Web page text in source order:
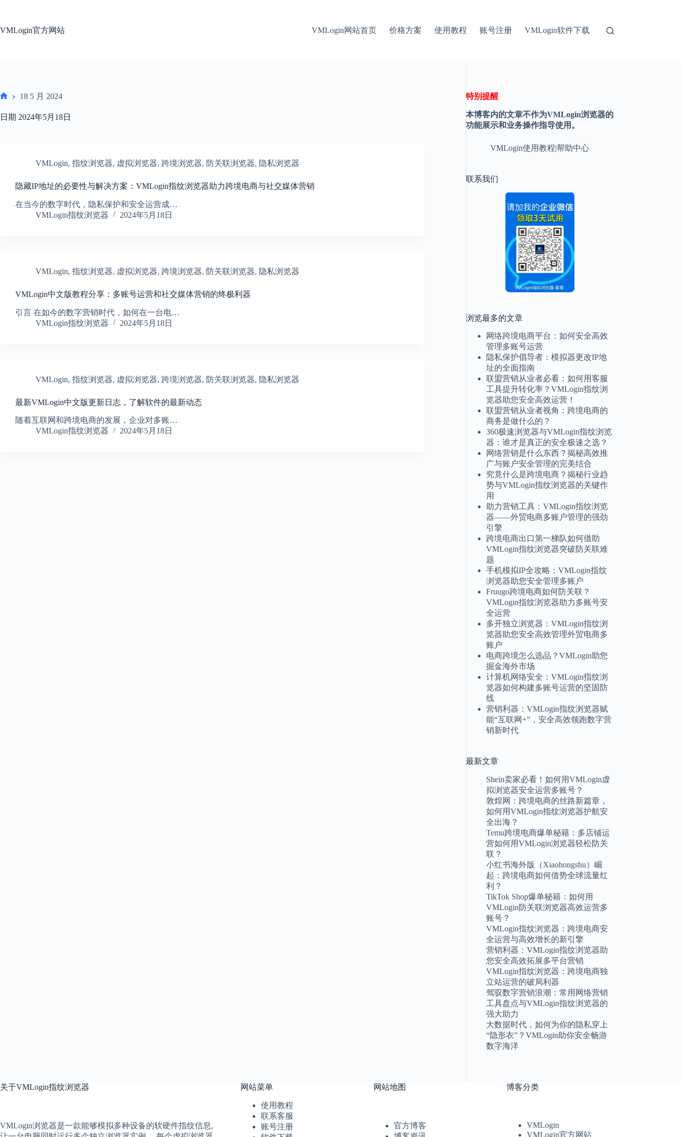
内
VMLogin官方网站 VMLogin网站首页 价格方案 使用教程 账号注册 VMLogin软件下载
页
18 5 月 2024
日期 2024年5月18日
VMLogin, 指纹浏览器, 虚拟浏览器, 跨境浏览器, 防关联浏览器, 隐私浏览器
隐藏IP地址的必要性与解决方案：VMLogin指纹浏览器助力跨境电商与社交媒体营销
在当今的数字时代，隐私保护和安全运营成…
VMLogin指纹浏览器
2024年5月18日
VMLogin, 指纹浏览器, 虚拟浏览器, 跨境浏览器, 防关联浏览器, 隐私浏览器
VMLogin中文版教程分享：多账号运营和社交媒体营销的终极利器
引言 在如今的数字营销时代，如何在一台电…
VMLogin指纹浏览器
2024年5月18日
VMLogin, 指纹浏览器, 虚拟浏览器, 跨境浏览器, 防关联浏览器, 隐私浏览器
最新VMLogin中文版更新日志，了解软件的最新动态
随着互联网和跨境电商的发展，企业对多账…
VMLogin指纹浏览器
2024年5月18日
特别提醒
本博客内的文章不作为VMLogin浏览器的
功能展示和业务操作指导使用。
VMLogin使用教程|帮助中心
联系我们
浏览最多的文章
网络跨境电商平台：如何安全高效
管理多账号运营
隐私保护倡导者：模拟器更改IP地
址的全面指南
联盟营销从业者必看：如何用客服
工具提升转化率？VMLogin指纹浏
览器助您安全高效运营！
联盟营销从业者视角：跨境电商的
商务是做什么的？
360极速浏览器与VMLogin指纹浏览
器：谁才是真正的安全极速之选？
网络营销是什么东西？揭秘高效推
广与账户安全管理的完美结合
究竟什么是跨境电商？揭秘行业趋
势与VMLogin指纹浏览器的关键作
用
助力营销工具：VMLogin指纹浏览
器——外贸电商多账户管理的强劲
引擎
跨境电商出口第一梯队如何借助
VMLogin指纹浏览器突破防关联难
题
手机模拟IP全攻略：VMLogin指纹
浏览器助您安全管理多账户
Fruugo跨境电商如何防关联？
VMLogin指纹浏览器助力多账号安
全运营
多开独立浏览器：VMLogin指纹浏
览器助您安全高效管理外贸电商多
账户
电商跨境怎么选品？VMLogin助您
掘金海外市场
计算机网络安全：VMLogin指纹浏
览器如何构建多账号运营的坚固防
线
营销利器：VMLogin指纹浏览器赋
能“互联网+”，安全高效领跑数字营
销新时代
最新文章
Shein卖家必看！如何用VMLogin虚
拟浏览器安全运营多账号？
敦煌网：跨境电商的丝路新篇章，
如何用VMLogin指纹浏览器护航安
全出海？
Temu跨境电商爆单秘籍：多店铺运
营如何用VMLogin浏览器轻松防关
联？
小红书海外版（Xiaohongshu）崛
起：跨境电商如何借势全球流量红
利？
TikTok Shop爆单秘籍：如何用
VMLogin防关联浏览器高效运营多
账号？
VMLogin指纹浏览器：跨境电商安
全运营与高效增长的新引擎
营销利器：VMLogin指纹浏览器助
您安全高效拓展多平台营销
VMLogin指纹浏览器：跨境电商独
立站运营的破局利器
驾驭数字营销浪潮：常用网络营销
工具盘点与VMLogin指纹浏览器的
强大助力
大数据时代，如何为你的隐私穿上
“隐形衣”？VMLogin助你安全畅游
数字海洋
关于VMLogin指纹浏览器
VMLogin浏览器是一款能够模拟多种设备的软硬件指纹信息,
网站菜单
使用教程
联系客服
账号注册
网站地图
官方博客
博客分类
VMLogin
VMLogin官方网站